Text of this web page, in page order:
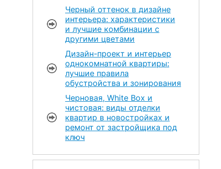
Черный оттенок в дизайне
интерьера: характеристики
и лучшие комбинации с
другими цветами
Дизайн-проект и интерьер
однокомнатной квартиры:
лучшие правила
обустройства и зонирования
Черновая, White Box и
чистовая: виды отделки
квартир в новостройках и
ремонт от застройщика под
ключ